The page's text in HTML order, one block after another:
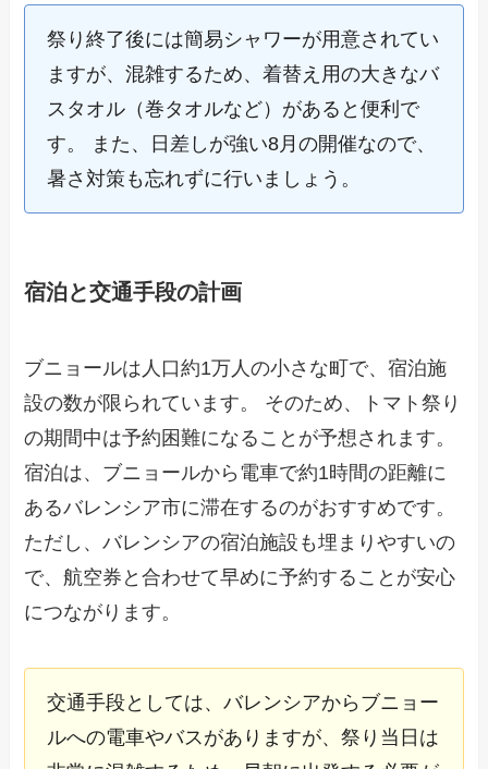
祭り終了後には簡易シャワーが用意されてい
ますが、混雑するため、着替え用の大きなバ
スタオル（巻タオルなど）があると便利で
す。 また、日差しが強い8月の開催なので、
暑さ対策も忘れずに行いましょう。
宿泊と交通手段の計画
ブニョールは人口約1万人の小さな町で、宿泊施
設の数が限られています。 そのため、トマト祭り
の期間中は予約困難になることが予想されます。
宿泊は、ブニョールから電車で約1時間の距離に
あるバレンシア市に滞在するのがおすすめです。
ただし、バレンシアの宿泊施設も埋まりやすいの
で、航空券と合わせて早めに予約することが安心
につながります。
交通手段としては、バレンシアからブニョー
ルへの電車やバスがありますが、祭り当日は